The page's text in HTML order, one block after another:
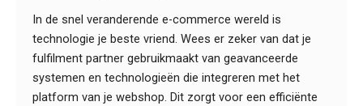
In de snel veranderende e-commerce wereld is
technologie je beste vriend. Wees er zeker van dat je
fulfilment partner gebruikmaakt van geavanceerde
systemen en technologieën die integreren met het
platform van je webshop. Dit zorgt voor een efficiënte